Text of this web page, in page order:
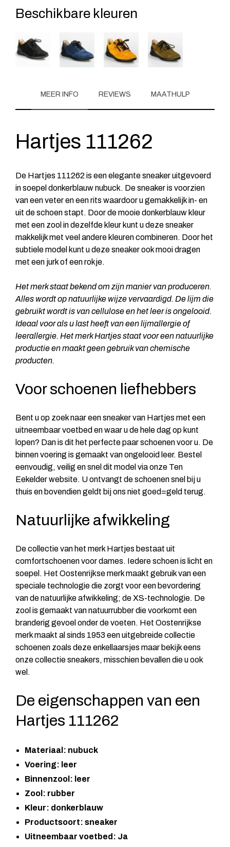
Beschikbare kleuren
MEER INFO REVIEWS MAATHULP
Hartjes 111262
De Hartjes 111262 is een elegante sneaker uitgevoerd
in soepel donkerblauw nubuck. De sneaker is voorzien
van een veter en een rits waardoor u gemakkelijk in- en
uit de schoen stapt. Door de mooie donkerblauw kleur
met een zool in dezelfde kleur kunt u deze sneaker
makkelijk met veel andere kleuren combineren. Door het
subtiele model kunt u deze sneaker ook mooi dragen
met een jurk of een rokje.
Het merk staat bekend om zijn manier van produceren.
Alles wordt op natuurlijke wijze vervaardigd. De lijm die
gebruikt wordt is van cellulose en het leer is ongelooid.
Ideaal voor als u last heeft van een lijmallergie of
leerallergie. Het merk Hartjes staat voor een natuurlijke
productie en maakt geen gebruik van chemische
producten.
Voor schoenen liefhebbers
Bent u op zoek naar een sneaker van Hartjes met een
uitneembaar voetbed en waar u de hele dag op kunt
lopen? Dan is dit het perfecte paar schoenen voor u. De
binnen voering is gemaakt van ongelooid leer. Bestel
eenvoudig, veilig en snel dit model via onze Ten
Eekelder website. U ontvangt de schoenen snel bij u
thuis en bovendien geldt bij ons niet goed=geld terug.
Natuurlijke afwikkeling
De collectie van het merk Hartjes bestaat uit
comfortschoenen voor dames. Iedere schoen is licht en
soepel. Het Oostenrijkse merk maakt gebruik van een
speciale technologie die zorgt voor een bevordering
van de natuurlijke afwikkeling; de XS-technologie. De
zool is gemaakt van natuurrubber die voorkomt een
branderig gevoel onder de voeten. Het Oostenrijkse
merk maakt al sinds 1953 een uitgebreide collectie
schoenen zoals deze enkellaarsjes maar bekijk eens
onze collectiesneakers, misschien bevallen die u ook
wel.
De eigenschappen van een
Hartjes 111262
Materiaal: nubuck
Voering: leer
Binnenzool: leer
Zool: rubber
Kleur: donkerblauw
Productsoort: sneaker
Uitneembaar voetbed: Ja